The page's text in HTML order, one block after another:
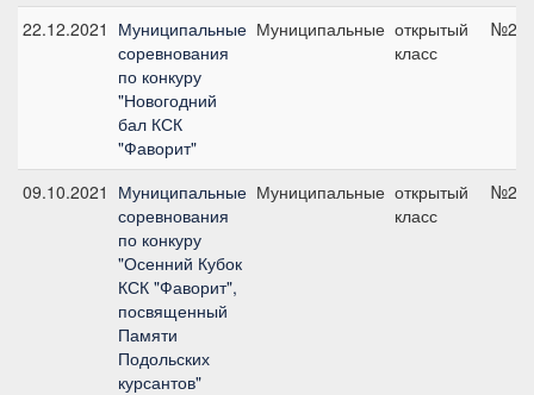
22.12.2021 Муниципальные
соревнования
по конкуру
"Новогодний
бал КСК
"Фаворит"
Муниципальные открытый
класс
№2а,
09.10.2021 Муниципальные
соревнования
по конкуру
"Осенний Кубок
КСК "Фаворит",
посвященный
Памяти
Подольских
курсантов"
Муниципальные открытый
класс
№2,